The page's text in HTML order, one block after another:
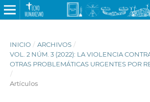
INICIO / ARCHIVOS /
VOL. 2 NÚM. 3 (2022): LA VIOLENCIA
OTRAS PROBLEMÁTICAS URGENTES POR
/
Artículos